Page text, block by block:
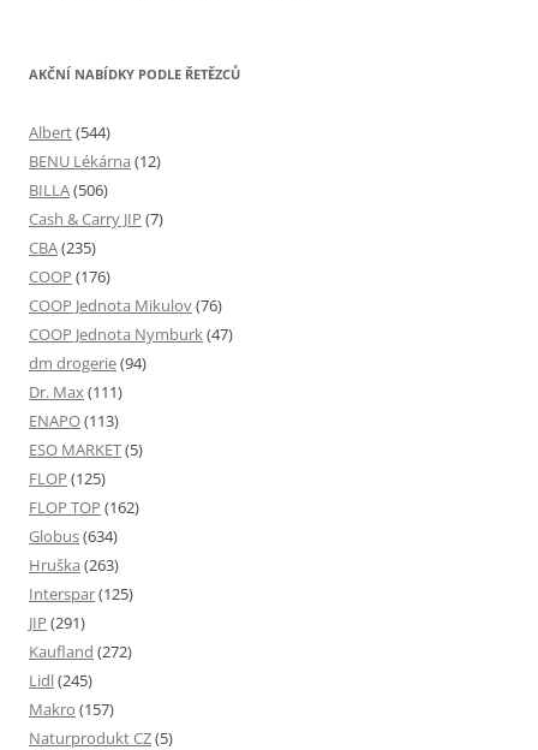
AKČNÍ NABÍDKY PODLE ŘETĚZCŮ
Albert(544)
BENU Lékárna (12)
BILLA(506)
Cash & Carry JIP (7)
CBA(235)
COOP (176)
COOP Jednota Mikulov(76)
COOP Jednota Nymburk(47)
dm drogerie(94)
Dr. Max(111)
ENAPO(113)
ESO MARKET(5)
FLOP (125)
FLOP TOP (162)
Globus(634)
Hruška (263)
Interspar(125)
JIP (291)
Kaufland (272)
Lidl(245)
Makro (157)
Naturprodukt CZ(5)